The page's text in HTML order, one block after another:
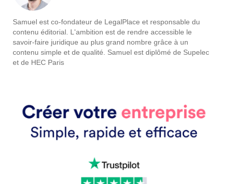
Samuel est co-fondateur de LegalPlace et responsable du
contenu éditorial. L'ambition est de rendre accessible le
savoir-faire juridique au plus grand nombre grâce à un
contenu simple et de qualité. Samuel est diplômé de Supelec
et de HEC Paris